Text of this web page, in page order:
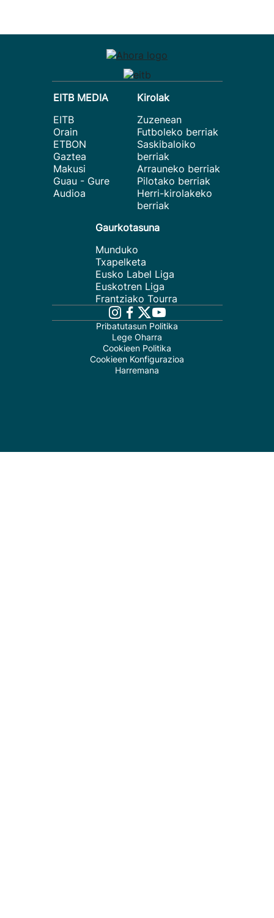
EITB MEDIA
EITB
Orain
ETBON
Gaztea
Makusi
Guau - Gure
Audioa
Kirolak
Zuzenean
Futboleko berriak
Saskibaloiko
berriak
Arrauneko berriak
Pilotako berriak
Herri-kirolakeko
berriak
Gaurkotasuna
Munduko
Txapelketa
Eusko Label Liga
Euskotren Liga
Frantziako Tourra
Pribatutasun Politika
Lege Oharra
Cookieen Politika
Cookieen Konfigurazioa
Harremana